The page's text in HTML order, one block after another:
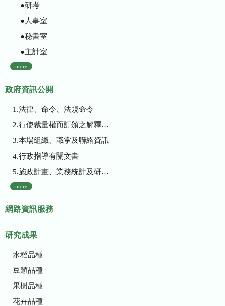
●研考
●人事室
●秘書室
●主計室
more
政府資訊公開
1.法律、命令、法規命令
2.行使裁量權而訂頒之解釋性規定及裁量基準
3.本場組織、職掌及聯絡資訊
4.行政指導有關文書
5.施政計畫、業務統計及研究報告
more
網路資訊服務
研究成果
水稻品種
豆類品種
果樹品種
花卉品種